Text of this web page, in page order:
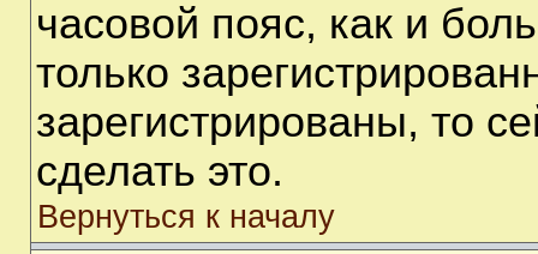
часовой пояс, как и
только
зарегистрированы, то
сделать это.
Вернуться к началу